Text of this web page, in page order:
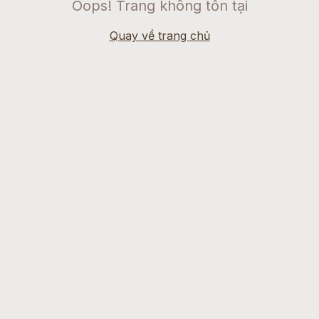
Oops! Trang không tồn tại
Quay về trang chủ